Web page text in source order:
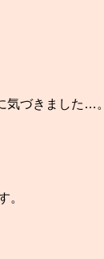
気づきました…
。